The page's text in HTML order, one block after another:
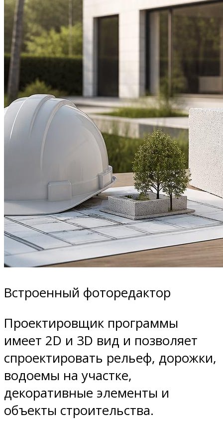
Встроенный фоторедактор
Проектировщик программы
имеет 2D и 3D вид и позволяет
спроектировать рельеф, дорожки,
водоемы на участке,
декоративные элементы и
объекты строительства.